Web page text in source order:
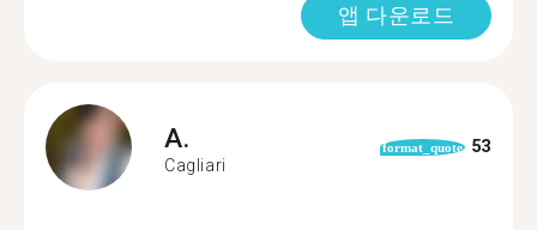
앱 다운로드
A.
Cagliari
format_quote 53